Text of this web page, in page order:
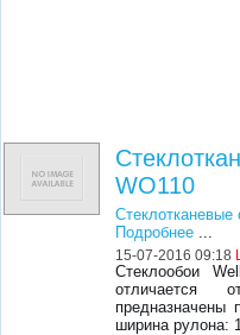
WO110
Стеклотканевые
Подробнее ...
15-07-2016 09:18
Стеклообои
отличается
предназначены
ширина рулона: